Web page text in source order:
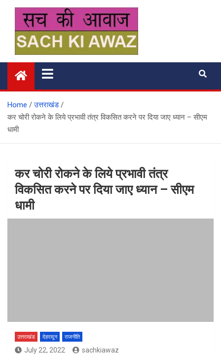
content
सच की आवाज
Home
उत्तराखंड
कर चोरी रोकने के लिये प्रभावी तंत्र विकसित करने पर दिया जाए ध्यान – सीएम
धामी
कर चोरी रोकने के लिये प्रभावी तंत्र
विकसित करने पर दिया जाए ध्यान – सीएम
धामी
उत्तराखंड देहरादून राजनीति
July 22, 2022 sachkiawaz